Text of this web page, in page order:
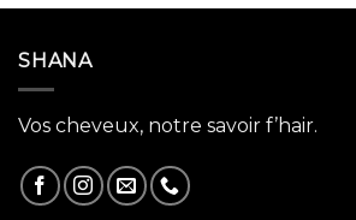
SHANA
Vos cheveux, notre savoir f’hair.